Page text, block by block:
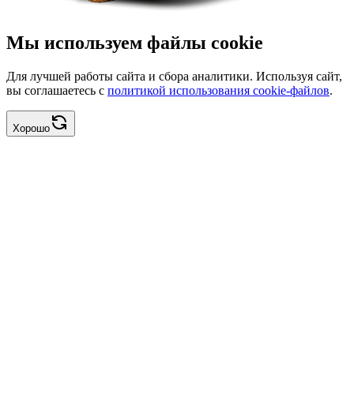
Мы используем файлы cookie
Для лучшей работы сайта и сбора аналитики. Используя сайт,
вы соглашаетесь с политикой использования cookie-файлов.
Хорошо